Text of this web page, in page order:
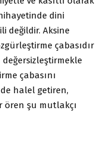
dini
değildir. Aksine
çabasıdır
değersizleştirmekle
çabasını
halel getiren,
ören şu mutlakçı